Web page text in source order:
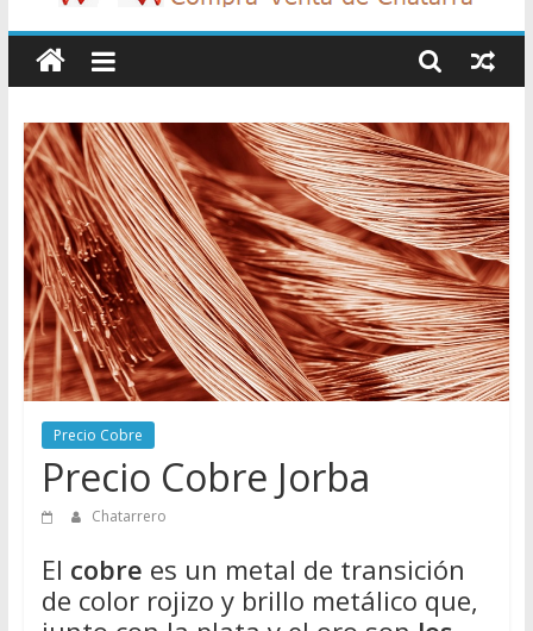
Chatarreros
–
Precio
de
Chatarra
Directorio
de
Chatarreros
para
vender
Chatarra
Precio Cobre
Precio Cobre Jorba
Chatarrero
El cobre es un metal de transición
de color rojizo y brillo metálico que,